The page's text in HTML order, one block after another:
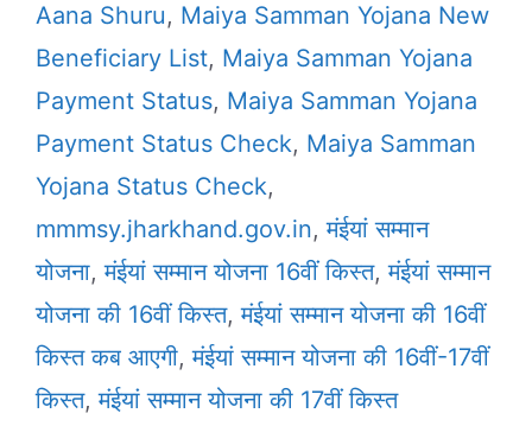
Aana Shuru, Maiya Samman Yojana New
Beneficiary List, Maiya Samman Yojana
Payment Status, Maiya Samman Yojana
Payment Status Check, Maiya Samman
Yojana Status Check,
mmmsy.jharkhand.gov.in,मंईयां सम्मान
योजना,मंईयां सम्मान योजना 16वीं किस्त,मंईयां सम्मान
योजना की 16वीं किस्त,मंईयां सम्मान योजना की 16वीं
किस्त कब आएगी,मंईयां सम्मान योजना की 16वीं-17वीं
किस्त,मंईयां सम्मान योजना की 17वीं किस्त